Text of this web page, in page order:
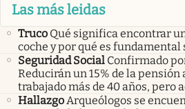
Las más leidas
Truco Qué significa encontrar
coche y por qué es fundamental
Seguridad Social Confirmado
Reducirán un 15% de la pensión
trabajado más de 40 años, pero
HallazgoArqueólogos se